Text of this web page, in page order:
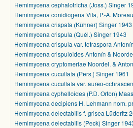
Hemimycena cephalotricha (Joss.) Singer
Hemimycena conidiogena Vila, P.-A.
Hemimycena crispata (Kühner) Singer 1943
Hemimycena crispula (Quél.) Singer 1943
Hemimycena crispula var. tetraspora
Hemimycena crispuloides Antonín &
Hemimycena cryptomeriae Noordel. &
Hemimycena cucullata (Pers.) Singer 1961
Hemimycena cucullata var. aureo-
Hemimycena cyphelloides (P.D. Orton)
Hemimycena decipiens H. Lehmann nom.
Hemimycena delectabilis f. grisea Lüderitz
Hemimycena delectabilis (Peck) Singer